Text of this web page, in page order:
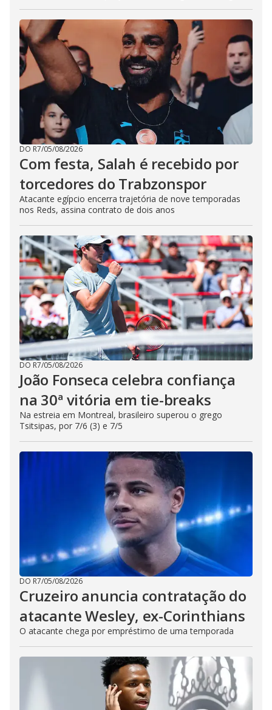
DO R7/05/08/2026
Com festa, Salah é recebido por
torcedores do Trabzonspor
Atacante egípcio encerra trajetória de nove temporadas
nos Reds, assina contrato de dois anos
DO R7/05/08/2026
João Fonseca celebra confiança
na 30ª vitória em tie-breaks
Na estreia em Montreal, brasileiro superou o grego
Tsitsipas, por 7/6 (3) e 7/5
DO R7/05/08/2026
Cruzeiro anuncia contratação do
atacante Wesley, ex-Corinthians
O atacante chega por empréstimo de uma temporada